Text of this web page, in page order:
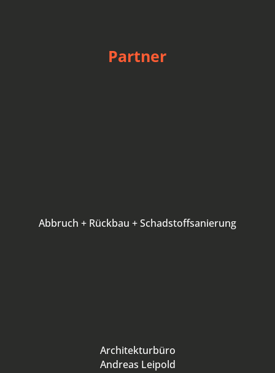
Partner
Abbruch + Rückbau + Schadstoffsanierung
Architekturbüro
Andreas Leipold